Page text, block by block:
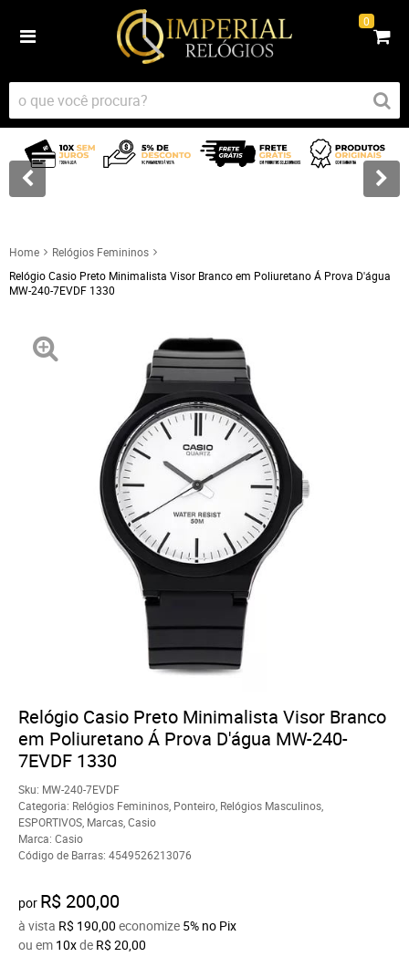
0
Home
Relógios Femininos
Relógio Casio Preto Minimalista Visor Branco em Poliuretano Á Prova D'água
MW-240-7EVDF 1330
Relógio Casio Preto Minimalista Visor Branco
em Poliuretano Á Prova D'água MW-240-
7EVDF 1330
Sku: MW-240-7EVDF
Categoria: Relógios Femininos Ponteiro Relógios Masculinos
ESPORTIVOS Marcas Casio
Marca: Casio
Código de Barras: 4549526213076
por R$ 200,00
à vista R$ 190,00 economize 5% no Pix
ou em 10xde R$ 20,00